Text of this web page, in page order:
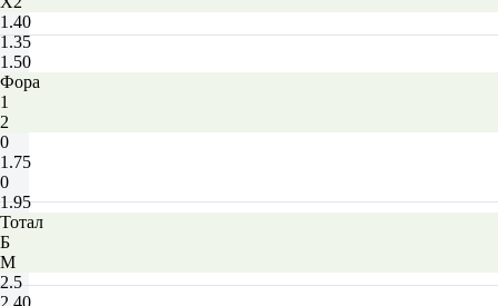
1.40
1.35
1.50
Фора
1
2
0
1.75
0
1.95
Тотал
Б
М
2.5
2.40